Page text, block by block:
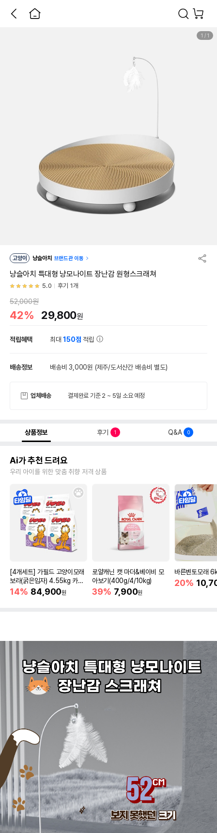
1 / 1
고양이 냥슬아치 브랜드관 이동
냥슬아치 특대형 냥모나이트 장난감 원형스크래쳐
5.0 후기 1개
52,000원
42% 29,800원
적립혜택 최대150점 적립
배송정보 배송비 3,000원 (제주/도서산간 배송비 별도)
업체배송 결제완료 기준 2 ~ 5일 소요 예정
상품정보 후기 1 Q&A 0
Ai가 추천 드려요
우리 아이를 위한 맞춤 취향 저격 상품
[4개세트] 가필드 고양이모래
보라(굵은입자) 4.55kg 카사
바모래
14% 84,900원
로얄캐닌 캣 마더&베이비 모
아보기(400g/4/10kg)
39% 7,900원
바른벤토모래
20%